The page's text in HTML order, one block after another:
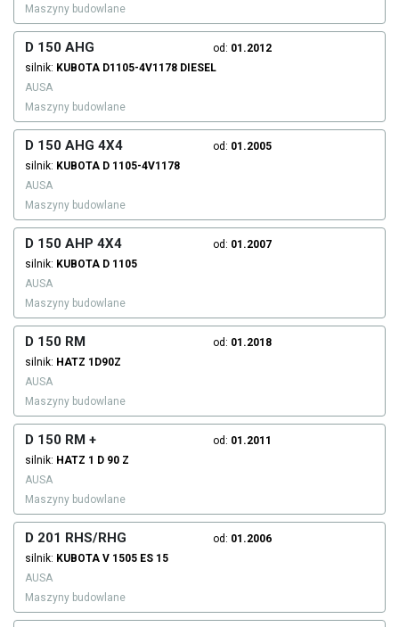
Maszyny budowlane
D 150 AHG od: 01.2012
silnik: KUBOTA D1105-4V1178 DIESEL
AUSA
Maszyny budowlane
D 150 AHG 4X4 od: 01.2005
silnik: KUBOTA D 1105-4V1178
AUSA
Maszyny budowlane
D 150 AHP 4X4 od: 01.2007
silnik: KUBOTA D 1105
AUSA
Maszyny budowlane
D 150 RM od: 01.2018
silnik: HATZ 1D90Z
AUSA
Maszyny budowlane
D 150 RM + od: 01.2011
silnik: HATZ 1 D 90 Z
AUSA
Maszyny budowlane
D 201 RHS/RHG od: 01.2006
silnik: KUBOTA V 1505 ES 15
AUSA
Maszyny budowlane